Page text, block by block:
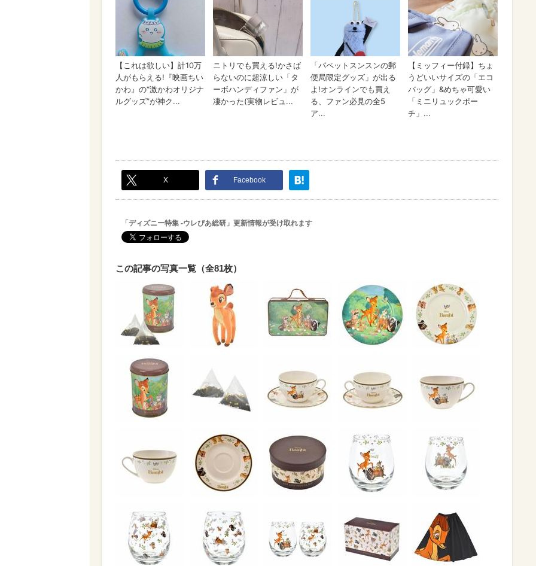
X Facebook
「ディズニー特集 -ウレぴあ総研」更新情報が受け取れます
この記事の写真一覧（全81枚）